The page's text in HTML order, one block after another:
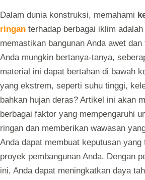
Dalam dunia konstruksi, memahami
ringan terhadap berbagai iklim
memastikan bangunan Anda awet dan
Anda mungkin bertanya-tanya,
material ini dapat bertahan di bawah
yang ekstrem, seperti suhu tinggi,
bahkan hujan deras? Artikel ini akan
berbagai faktor yang mempengaruhi
ringan dan memberikan wawasan
Anda dapat membuat keputusan yang
proyek pembangunan Anda. Dengan
ini, Anda dapat meningkatkan daya